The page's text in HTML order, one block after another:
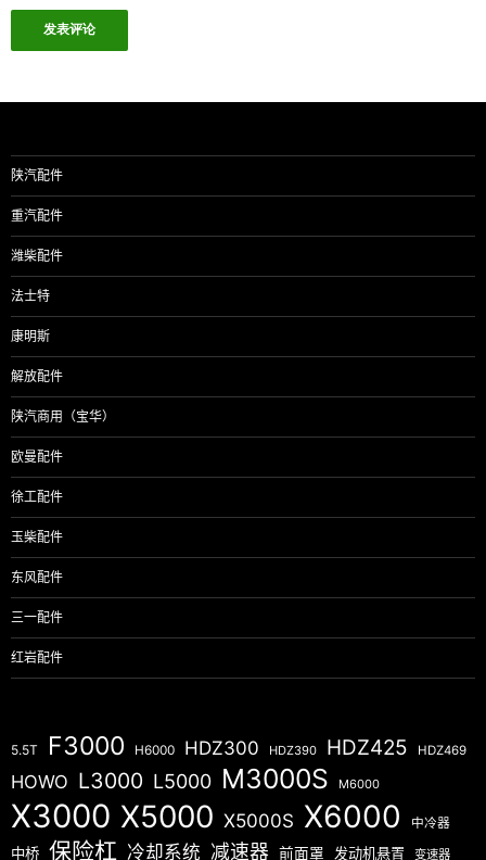
陕汽配件
重汽配件
潍柴配件
法士特
康明斯
解放配件
陕汽商用（宝华）
欧曼配件
徐工配件
玉柴配件
东风配件
三一配件
红岩配件
5.5T F3000 H6000 HDZ300 HDZ390 HDZ425 HDZ469
HOWO L3000 L5000 M3000S M6000
X3000 X5000 X5000S X6000 中冷器
中桥 保险杠 冷却系统 减速器 前面罩 发动机悬置 变速器